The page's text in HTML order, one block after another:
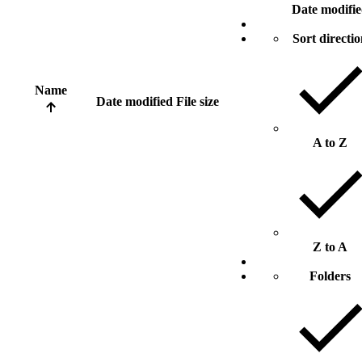
Name
Date modified File size
Date
Sort
A to Z
Z to A
Folders